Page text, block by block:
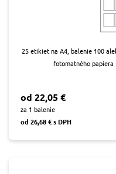
25 etikiet na A4, balenie 100
fotomatného papiera
od 22,05 €
za 1 balenie
od 26,68 € s DPH